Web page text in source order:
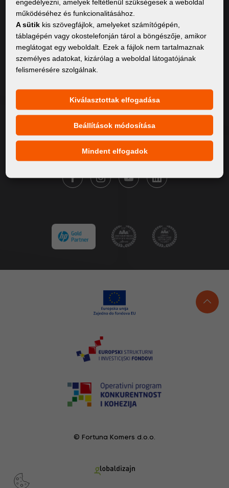
TARTALOM
Rólunk
Termékek
Márkáink
Kapcsolat
KÖVESSE A FORTUNA DIGITAL GROUP
© Fortuna Komers d.o.o.
engedélyezni, amelyek feltétlenül szükségesek a weboldal
működéséhez és funkcionalitásához.
A sütik kis szövegfájlok, amelyeket számítógépén,
táblagépén vagy okostelefonján tárol a böngészője, amikor
meglátogat egy weboldalt. Ezek a fájlok nem tartalmaznak
személyes adatokat, kizárólag a weboldal látogatójának
felismerésére szolgálnak.
Kiválasztottak elfogadása
Beállítások módosítása
Mindent elfogadok